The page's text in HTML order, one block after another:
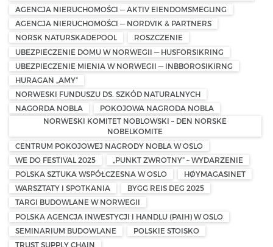
AGENCJA NIERUCHOMOŚCI — AKTIV EIENDOMSMEGLING
AGENCJA NIERUCHOMOŚCI — NORDVIK & PARTNERS
NORSK NATURSKADEPOOL
ROSZCZENIE
UBEZPIECZENIE DOMU W NORWEGII — HUSFORSIKRING
UBEZPIECZENIE MIENIA W NORWEGII — INBBOROSIKIRNG
HURAGAN „AMY”
NORWESKI FUNDUSZU DS. SZKÓD NATURALNYCH
NAGORDA NOBLA
POKOJOWA NAGRODA NOBLA
NORWESKI KOMITET NOBLOWSKI – DEN NORSKE
NOBELKOMITE
CENTRUM POKOJOWEJ NAGRODY NOBLA W OSLO
WE DO FESTIVAL 2025
„PUNKT ZWROTNY” – WYDARZENIE
POLSKA SZTUKA WSPÓŁCZESNA W OSLO
HØYMAGASINET
WARSZTATY I SPOTKANIA
BYGG REIS DEG 2025
TARGI BUDOWLANE W NORWEGII
POLSKA AGENCJA INWESTYCJI I HANDLU (PAIH) W OSLO
SEMINARIUM BUDOWLANE
POLSKIE STOISKO
TRUST SUPPLY CHAIN